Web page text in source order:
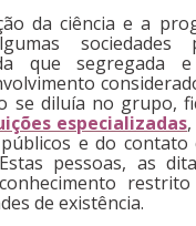
da ciência e a
que segregada
se diluía no grupo,
especializadas
e do contato
pessoas, as
de existência.